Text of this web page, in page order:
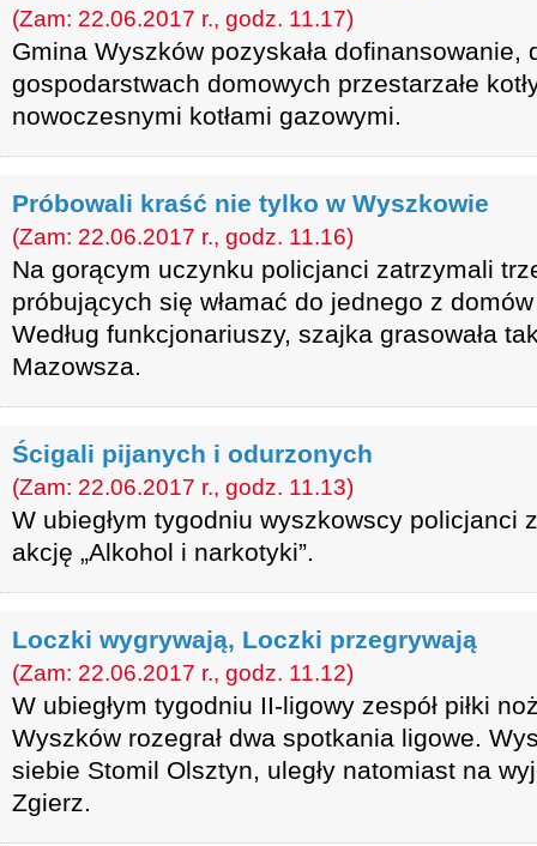
(Zam: 22.06.2017 r., godz. 11.17)
Gmina Wyszków pozyskała dofinansowanie,
gospodarstwach domowych przestarzałe
nowoczesnymi kotłami gazowymi.
Próbowali kraść nie tylko w Wyszkowie
(Zam: 22.06.2017 r., godz. 11.16)
Na gorącym uczynku policjanci zatrzymali
próbujących się włamać do jednego z
Według funkcjonariuszy, szajka grasowała
Mazowsza.
Ścigali pijanych i odurzonych
(Zam: 22.06.2017 r., godz. 11.13)
W ubiegłym tygodniu wyszkowscy policjanci
akcję „Alkohol i narkotyki”.
Loczki wygrywają, Loczki przegrywają
(Zam: 22.06.2017 r., godz. 11.12)
W ubiegłym tygodniu II-ligowy zespół piłki
Wyszków rozegrał dwa spotkania ligowe.
siebie Stomil Olsztyn, uległy natomiast na
Zgierz.